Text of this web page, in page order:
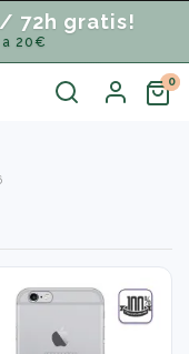
72h gratis!
a 20€